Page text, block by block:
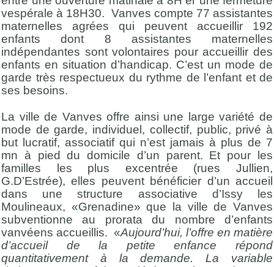
vespérale à 18H30. Vanves compte 77 assistantes
maternelles agrées qui peuvent accueillir 192
enfants dont 8 assistantes maternelles
indépendantes sont volontaires pour accueillir des
enfants en situation d’handicap. C’est un mode de
garde très respectueux du rythme de l’enfant et de
ses besoins.
La ville de Vanves offre ainsi une large variété de
mode de garde, individuel, collectif, public, privé à
but lucratif, associatif qui n’est jamais à plus de 7
mn à pied du domicile d’un parent. Et pour les
familles les plus excentrée (rues Jullien,
G.D’Estrée), elles peuvent bénéficier d’un accueil
dans une structure associative d’Issy les
Moulineaux, «Grenadine» que la ville de Vanves
subventionne au prorata du nombre d’enfants
vanvéens accueillis. «Aujourd’hui, l’offre en matière
d’accueil de la petite enfance répond
quantitativement à la demande. La variable